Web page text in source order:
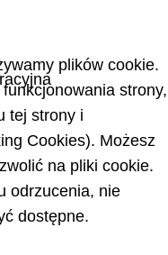
plików cookie.
strony,
tej strony i
Cookies). Możesz
na pliki cookie.
odrzucenia, nie
dostępne.